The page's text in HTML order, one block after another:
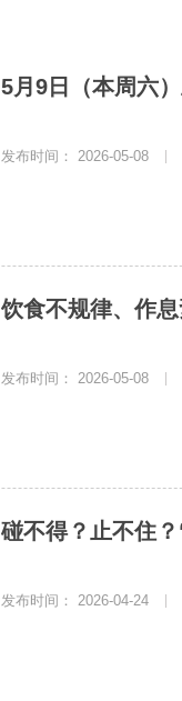
5月9日（本周六
发布时间： 2026-05-08
饮食不规律、作
发布时间： 2026-05-08
碰不得？止不住
发布时间： 2026-04-24